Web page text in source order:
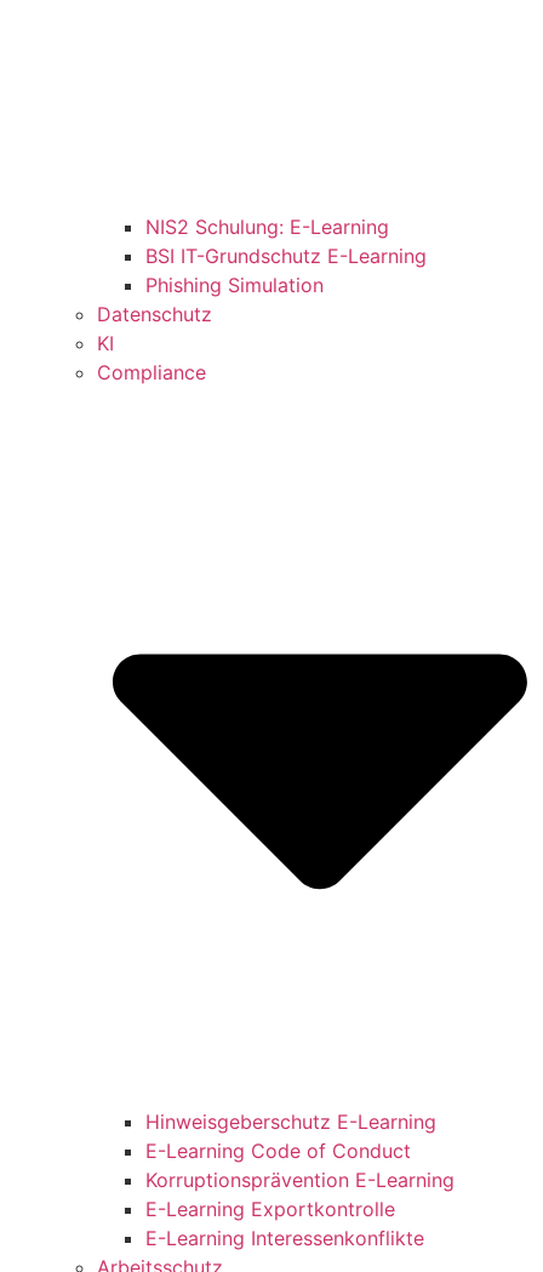
NIS2 Schulung: E-Learning
BSI IT-Grundschutz E-Learning
Phishing Simulation
Datenschutz
KI
Compliance
Hinweisgeberschutz E-Learning
E-Learning Code of Conduct
Korruptionsprävention E-Learning
E-Learning Exportkontrolle
E-Learning Interessenkonflikte